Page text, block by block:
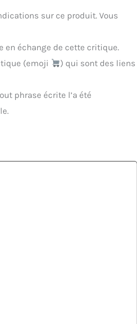
sur ce produit. Vous
en échange de cette critique.
(emoji
) qui sont des liens
phrase écrite l’a été